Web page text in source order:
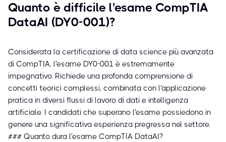
Quanto è difficile l'esame CompTIA
DataAI (DY0-001)?
Considerata la certificazione di data science più avanzata
di CompTIA, l'esame DY0-001 è estremamente
impegnativo. Richiede una profonda comprensione di
concetti teorici complessi, combinata con l'applicazione
pratica in diversi flussi di lavoro di dati e intelligenza
artificiale. I candidati che superano l'esame possiedono in
genere una significativa esperienza pregressa nel settore.
### Quanto dura l'esame CompTIA DataAI?